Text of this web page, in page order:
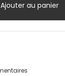
Ajouter au panier